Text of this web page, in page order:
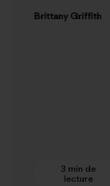
Brittany Griffith
3 min de
lecture